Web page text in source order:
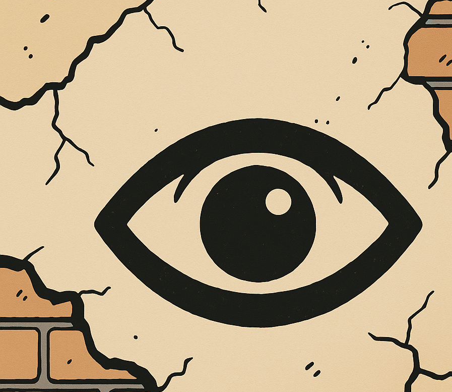
È MORTO MELO FRENI, VIVONO LE OPERE SUE
Antonio Marino 4 Agosto 2026
Cultura e Società
A casa Freni, a pochi passi dal lungomare di Terme Vigliatore, sulle pareti giaccio istantanee,...
CONTINUA A LEGGERE
Condividi:
AVVISTAMENTI TEATRALI